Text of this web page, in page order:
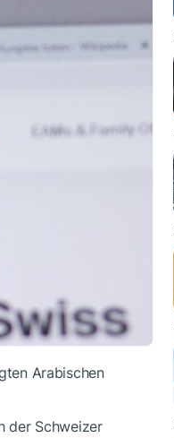
Arabischen
der Schweizer